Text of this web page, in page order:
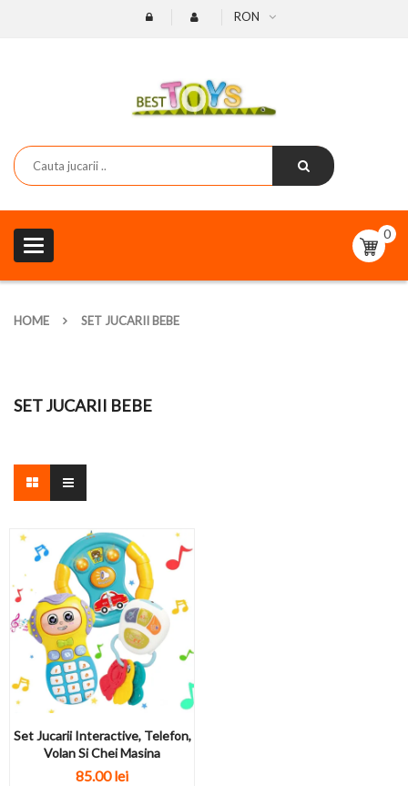
RON
Toggle
navigation
0
HOME SET JUCARII BEBE
SET JUCARII BEBE
Set Jucarii Interactive, Telefon,
Volan Si Chei Masina
85.00 lei